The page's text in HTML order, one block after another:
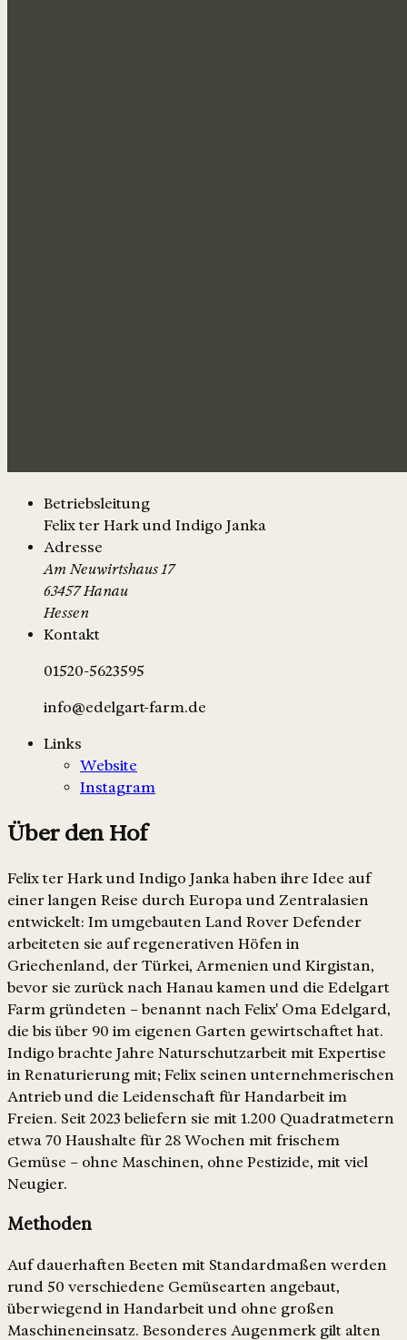
Betriebsleitung
Felix ter Hark und Indigo Janka
Adresse
Am Neuwirtshaus 17
63457 Hanau
Hessen
Kontakt
01520-5623595
info@edelgart-farm.de
Links
Website
Instagram
Über den Hof
Felix ter Hark und Indigo Janka haben ihre Idee auf
einer langen Reise durch Europa und Zentralasien
entwickelt: Im umgebauten Land Rover Defender
arbeiteten sie auf regenerativen Höfen in
Griechenland, der Türkei, Armenien und Kirgistan,
bevor sie zurück nach Hanau kamen und die Edelgart
Farm gründeten – benannt nach Felix' Oma Edelgard,
die bis über 90 im eigenen Garten gewirtschaftet hat.
Indigo brachte Jahre Naturschutzarbeit mit Expertise
in Renaturierung mit; Felix seinen unternehmerischen
Antrieb und die Leidenschaft für Handarbeit im
Freien. Seit 2023 beliefern sie mit 1.200 Quadratmetern
etwa 70 Haushalte für 28 Wochen mit frischem
Gemüse – ohne Maschinen, ohne Pestizide, mit viel
Neugier.
Methoden
Auf dauerhaften Beeten mit Standardmaßen werden
rund 50 verschiedene Gemüsearten angebaut,
überwiegend in Handarbeit und ohne großen
Maschineneinsatz. Besonderes Augenmerk gilt alten